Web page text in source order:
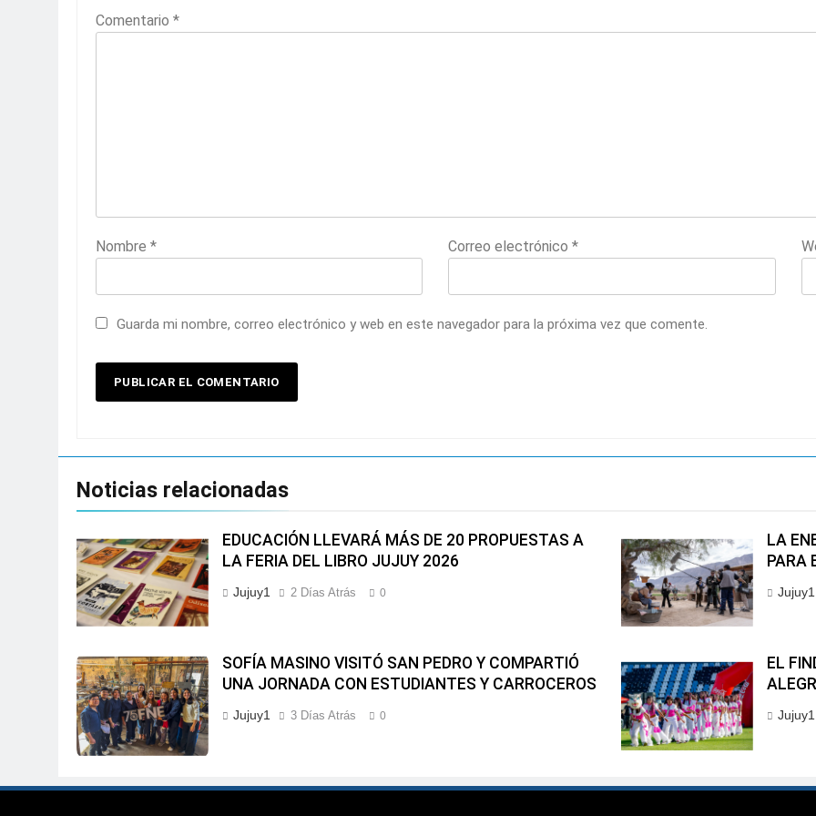
Comentario *
Nombre * Correo electrónico*
Guarda mi nombre, correo electrónico y web en este navegador para la próxima vez que comente.
Noticias relacionadas
EDUCACIÓN LLEVARÁ MÁS DE 20 PROPUESTAS A
LA FERIA DEL LIBRO JUJUY 2026
Jujuy1 2 Días Atrás 0
LA
PARA
Jujuy1
SOFÍA MASINO VISITÓ SAN PEDRO Y COMPARTIÓ
UNA JORNADA CON ESTUDIANTES Y CARROCEROS
Jujuy1 3 Días Atrás 0
EL
Jujuy1